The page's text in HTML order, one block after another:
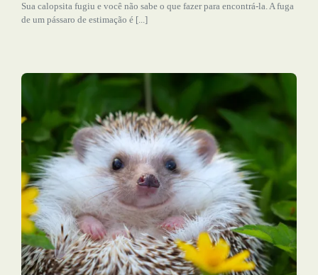
Sua calopsita fugiu e você não sabe o que fazer para encontrá-la. A fuga
de um pássaro de estimação é [...]